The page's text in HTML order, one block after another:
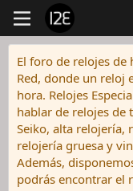
El foro de relojes de
Red, donde un reloj
hora. Relojes
hablar de relojes de
Seiko, alta relojería,
relojería gruesa y
Además,
podrás encontrar el